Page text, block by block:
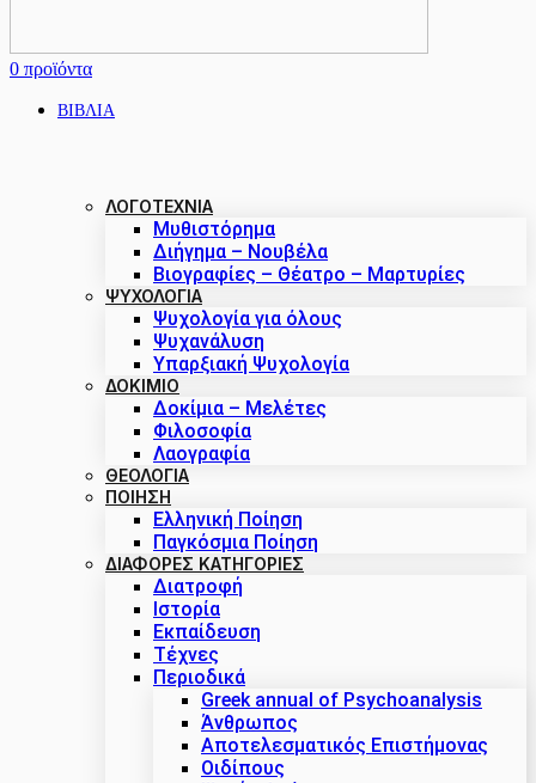
0 προϊόντα
ΒΙΒΛΙΑ
ΛΟΓΟΤΕΧΝΙΑ
Μυθιστόρημα
Διήγημα – Νουβέλα
Βιογραφίες – Θέατρο – Μαρτυρίες
ΨΥΧΟΛΟΓΙΑ
Ψυχολογία για όλους
Ψυχανάλυση
Υπαρξιακή Ψυχολογία
ΔΟΚΊΜΙΟ
Δοκίμια – Μελέτες
Φιλοσοφία
Λαογραφία
ΘΕΟΛΟΓΙΑ
ΠΟΙΗΣΗ
Ελληνική Ποίηση
Παγκόσμια Ποίηση
ΔΙΑΦΟΡΕΣ ΚΑΤΗΓΟΡΙΕΣ
Διατροφή
Ιστορία
Εκπαίδευση
Τέχνες
Περιοδικά
Greek annual of Psychoanalysis
Άνθρωπος
Αποτελεσματικός Επιστήμονας
Οιδίπους